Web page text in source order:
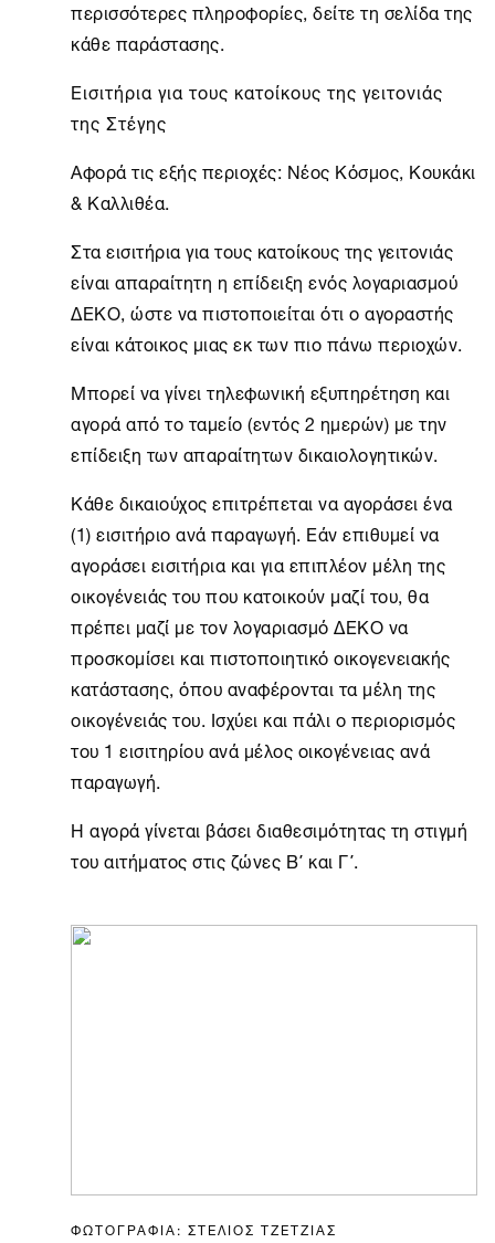
περισσότερες πληροφορίες, δείτε τη σελίδα της
κάθε παράστασης.
Εισιτήριαγια τους κατοίκους της γειτονιάς
της Στέγης
Αφορά τις εξής περιοχές: Νέος Κόσμος, Κουκάκι
& Καλλιθέα.
Στα εισιτήρια για τους κατοίκους της γειτονιάς
είναι απαραίτητη η επίδειξη ενός λογαριασμού
ΔΕΚΟ, ώστε να πιστοποιείται ότι ο αγοραστής
είναι κάτοικος μιας εκ των πιο πάνω περιοχών.
Μπορεί να γίνει τηλεφωνική εξυπηρέτηση και
αγορά από το ταμείο (εντός 2 ημερών) με την
επίδειξη των απαραίτητων δικαιολογητικών.
Κάθε δικαιούχος επιτρέπεται να αγοράσει ένα
(1) εισιτήριο ανά παραγωγή. Εάν επιθυμεί να
αγοράσει εισιτήρια και για επιπλέον μέλη της
οικογένειάς του που κατοικούν μαζί του, θα
πρέπει μαζί με τον λογαριασμό ΔΕΚΟ να
προσκομίσει και πιστοποιητικό οικογενειακής
κατάστασης, όπου αναφέρονται τα μέλη της
οικογένειάς του. Ισχύει και πάλι ο περιορισμός
του 1 εισιτηρίου ανά μέλος οικογένειας ανά
παραγωγή.
Η αγορά γίνεται βάσει διαθεσιμότητας τη στιγμή
του αιτήματος στις ζώνες Β΄ και Γ΄.
ΦΩΤΟΓΡΑΦΙΑ: ΣΤΕΛΙΟΣ ΤΖΕΤΖΙΑΣ